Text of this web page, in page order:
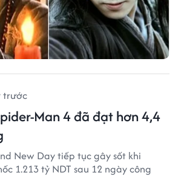
trước
Man 4 đã đạt hơn 4,4
New Day tiếp tục gây sốt khi
1.213 tỷ NDT sau 12 ngày công